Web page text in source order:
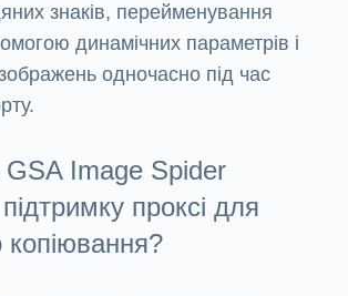
знаків, перейменування
динамічних параметрів і
одночасно під час
GSA Image Spider
проксі для
копіювання?